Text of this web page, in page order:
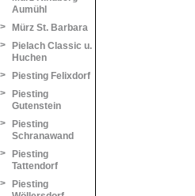
Aumühl
>
Mürz St. Barbara
>
Pielach Classic u.
Huchen
>
Piesting Felixdorf
>
Piesting
Gutenstein
>
Piesting
Schranawand
>
Piesting
Tattendorf
>
Piesting